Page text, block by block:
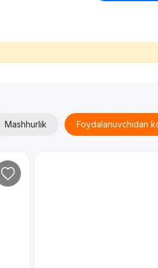
Mashhurlik Foydalanuvchidan